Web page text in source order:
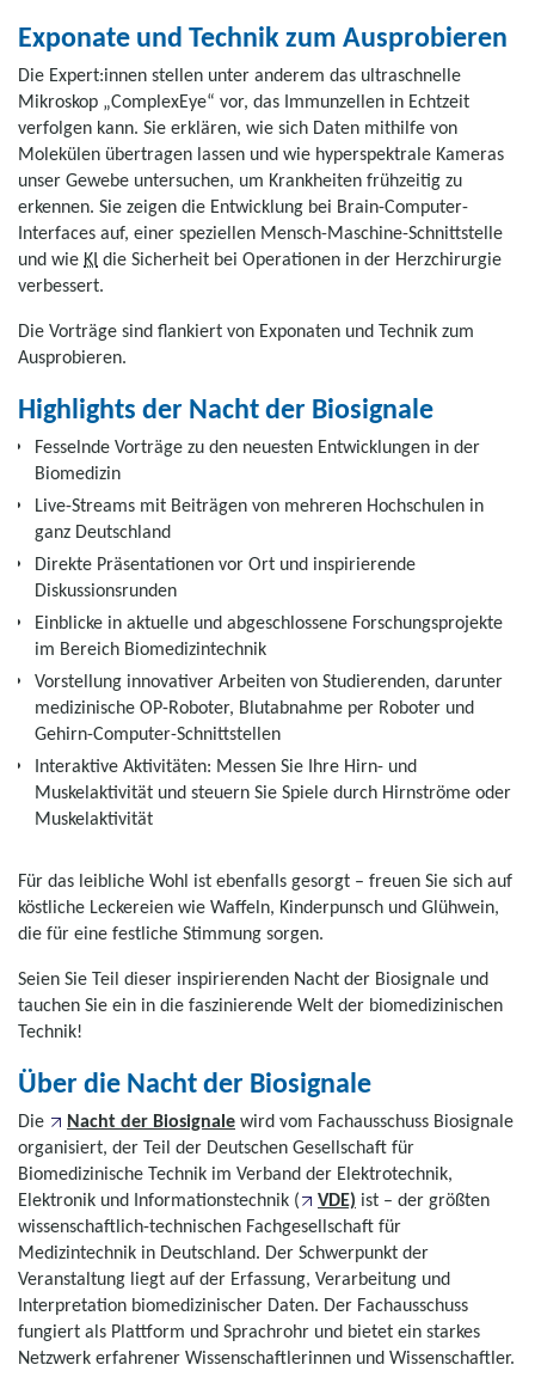
Exponate und Technik zum Ausprobieren
Die Expert:innen stellen unter anderem das ultraschnelle
Mikroskop „ComplexEye“ vor, das Immunzellen in Echtzeit
verfolgen kann. Sie erklären, wie sich Daten mithilfe von
Molekülen übertragen lassen und wie hyperspektrale Kameras
unser Gewebe untersuchen, um Krankheiten frühzeitig zu
erkennen. Sie zeigen die Entwicklung bei Brain-Computer-
Interfaces auf, einer speziellen Mensch-Maschine-Schnittstelle
und wie KI die Sicherheit bei Operationen in der Herzchirurgie
verbessert.
Die Vorträge sind flankiert von Exponaten und Technik zum
Ausprobieren.
Highlights der Nacht der Biosignale
Fesselnde Vorträge zu den neuesten Entwicklungen in der
Biomedizin
Live-Streams mit Beiträgen von mehreren Hochschulen in
ganz Deutschland
Direkte Präsentationen vor Ort und inspirierende
Diskussionsrunden
Einblicke in aktuelle und abgeschlossene Forschungsprojekte
im Bereich Biomedizintechnik
Vorstellung innovativer Arbeiten von Studierenden, darunter
medizinische OP-Roboter, Blutabnahme per Roboter und
Gehirn-Computer-Schnittstellen
Interaktive Aktivitäten: Messen Sie Ihre Hirn- und
Muskelaktivität und steuern Sie Spiele durch Hirnströme oder
Muskelaktivität
Für das leibliche Wohl ist ebenfalls gesorgt – freuen Sie sich auf
köstliche Leckereien wie Waffeln, Kinderpunsch und Glühwein,
die für eine festliche Stimmung sorgen.
Seien Sie Teil dieser inspirierenden Nacht der Biosignale und
tauchen Sie ein in die faszinierende Welt der biomedizinischen
Technik!
Über die Nacht der Biosignale
Die Nacht der Biosignale wird vom Fachausschuss Biosignale
organisiert, der Teil der Deutschen Gesellschaft für
Biomedizinische Technik im Verband der Elektrotechnik,
Elektronik und Informationstechnik (
VDE) ist – der größten
wissenschaftlich-technischen Fachgesellschaft für
Medizintechnik in Deutschland. Der Schwerpunkt der
Veranstaltung liegt auf der Erfassung, Verarbeitung und
Interpretation biomedizinischer Daten. Der Fachausschuss
fungiert als Plattform und Sprachrohr und bietet ein starkes
Netzwerk erfahrener Wissenschaftlerinnen und Wissenschaftler.